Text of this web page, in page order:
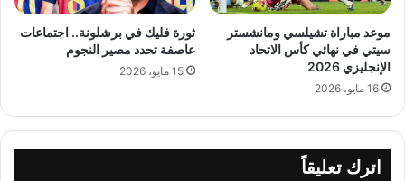
موعد مباراة تشيلسي ومانشستر
سيتي في نهائي كأس الاتحاد
الإنجليزي 2026
16 مايو، 2026
ثورة فليك في برشلونة.. اجتماعات
عاصفة تحدد مصير النجوم
15 مايو، 2026
اترك تعليقاً